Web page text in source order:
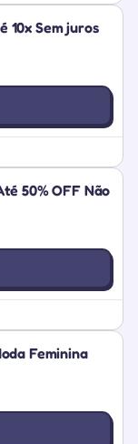
10x Sem juros
50% OFF Não
Feminina